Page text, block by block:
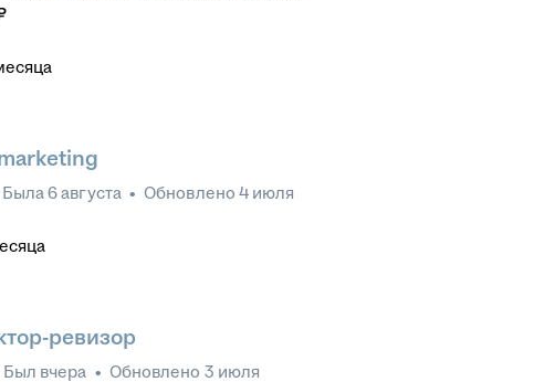
Была6 августа • Обновлено 4 июля
ревизор
Был вчера • Обновлено 3 июля